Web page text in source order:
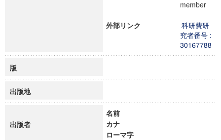
member
外部リンク
科研費研
究者番号 :
30167788
版
出版地
出版者
名前
カナ
ローマ字